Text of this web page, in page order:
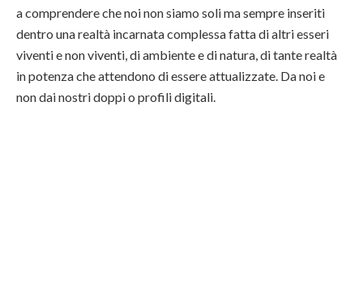
a comprendere che noi non siamo soli ma sempre inseriti
dentro una realtà incarnata complessa fatta di altri esseri
viventi e non viventi, di ambiente e di natura, di tante realtà
in potenza che attendono di essere attualizzate. Da noi e
non dai nostri doppi o profili digitali.